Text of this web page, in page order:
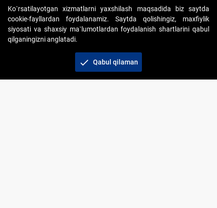
Copyright © 2017-2026. "Elektron onlayn-auksionlarni
tashkil etish" AJ. Barcha huquqlar himoyalangan
Ko`rsatilayotgan xizmatlarni yaxshilash maqsadida biz saytda
cookie-fayllardan foydalanamiz. Saytda qolishingiz, maxfiylik
siyosati va shaxsiy ma`lumotlardan foydalanish shartlarini qabul
qilganingizni anglatadi.
check Qabul qilaman